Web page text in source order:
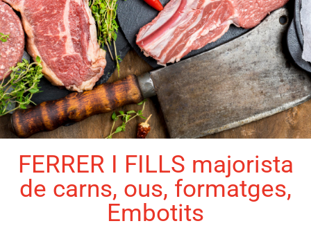
FERRER I FILLS majorista
de carns, ous, formatges,
Embotits